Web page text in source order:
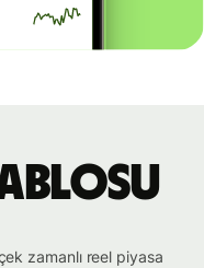
zamanlı reel piyasa